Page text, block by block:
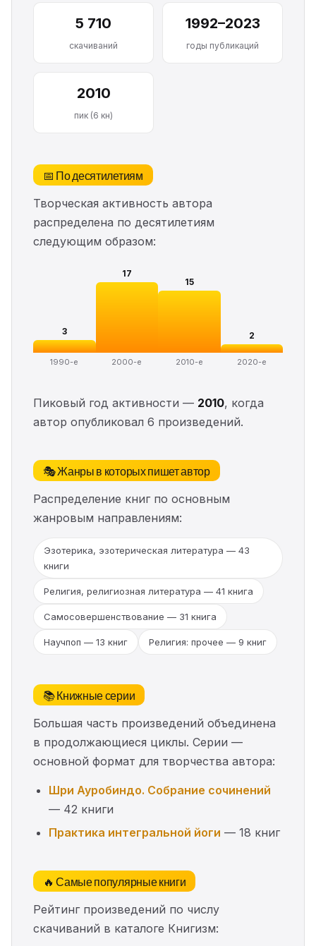
5 710
скачиваний
1992–2023
годы публикаций
2010
пик (6 кн)
📅 По десятилетиям
Творческая активность автора
распределена по десятилетиям
следующим образом:
3
1990-е
17
2000-е
15
2010-е
2
2020-е
Пиковый год активности — 2010, когда
автор опубликовал 6 произведений.
🎭 Жанры в которых пишет автор
Распределение книг по основным
жанровым направлениям:
Эзотерика, эзотерическая литература — 43
книги
Религия, религиозная литература — 41 книга
Самосовершенствование — 31 книга
Научпоп — 13 книг Религия: прочее — 9 книг
📚 Книжные серии
Большая часть произведений объединена
в продолжающиеся циклы. Серии —
основной формат для творчества автора:
Шри Ауробиндо. Собрание сочинений
— 42 книги
Практика интегральной йоги — 18 книг
🔥 Самые популярные книги
Рейтинг произведений по числу
скачиваний в каталоге Книгизм: